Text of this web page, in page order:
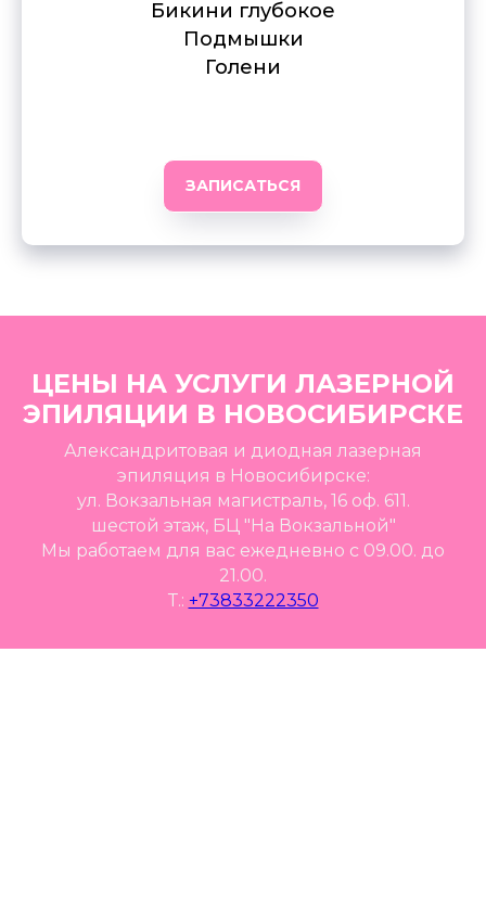
Бикини глубокое
Подмышки
Голени
ЗАПИСАТЬСЯ
ЦЕНЫ НА УСЛУГИ ЛАЗЕРНОЙ
ЭПИЛЯЦИИ В НОВОСИБИРСКЕ
Александритовая и диодная лазерная
эпиляция в Новосибирске:
ул. Вокзальная магистраль, 16 оф. 611.
шестой этаж, БЦ "На Вокзальной"
Мы работаем для вас ежедневно с 09.00. до
21.00.
Т.: +73833222350